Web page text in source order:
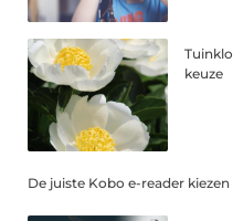
keuze
De juiste Kobo e-reader